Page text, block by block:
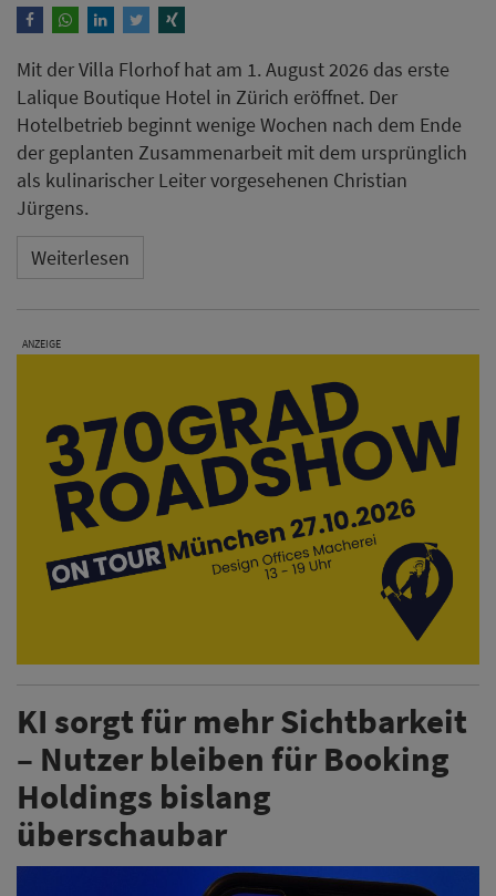
ANZEIGE
KI sorgt für mehr Sichtbarkeit
– Nutzer bleiben für Booking
Holdings bislang
überschaubar